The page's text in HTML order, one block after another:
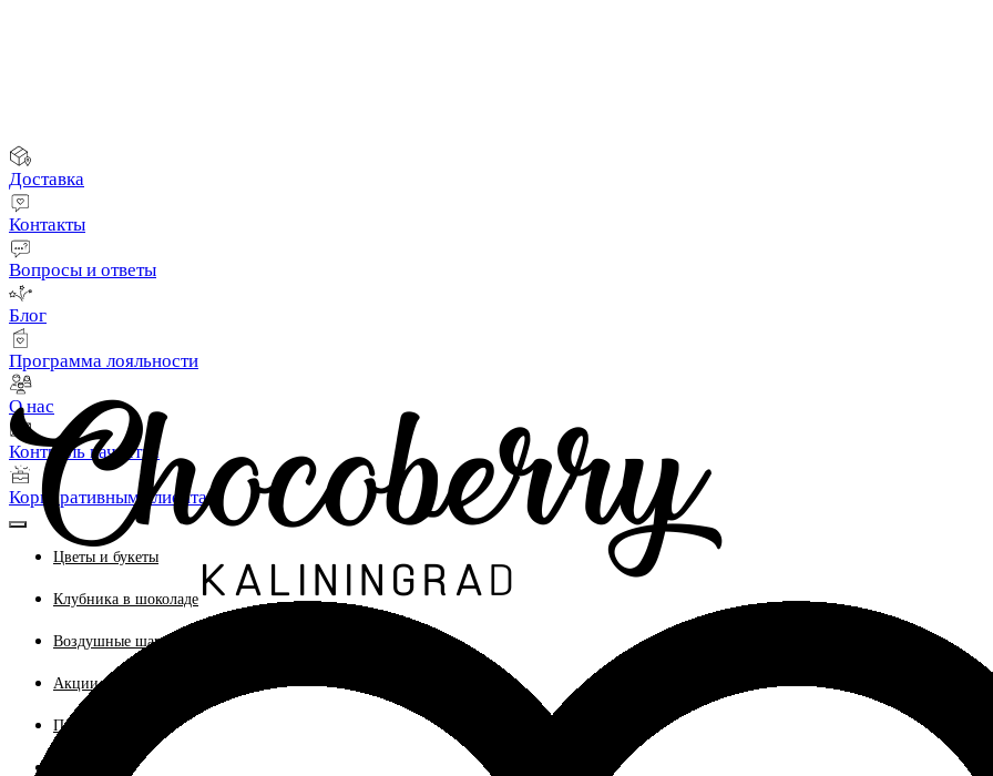
Доставка
Контакты
Вопросы и ответы
Блог
Программа лояльности
О нас
Контроль качества
Корпоративным клиентам
Цветы и букеты
Клубника в шоколаде
Воздушные шары
Акции
Поиск по сайту